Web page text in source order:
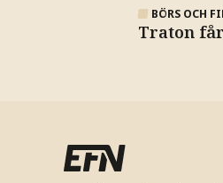
BÖRS OCH
Traton